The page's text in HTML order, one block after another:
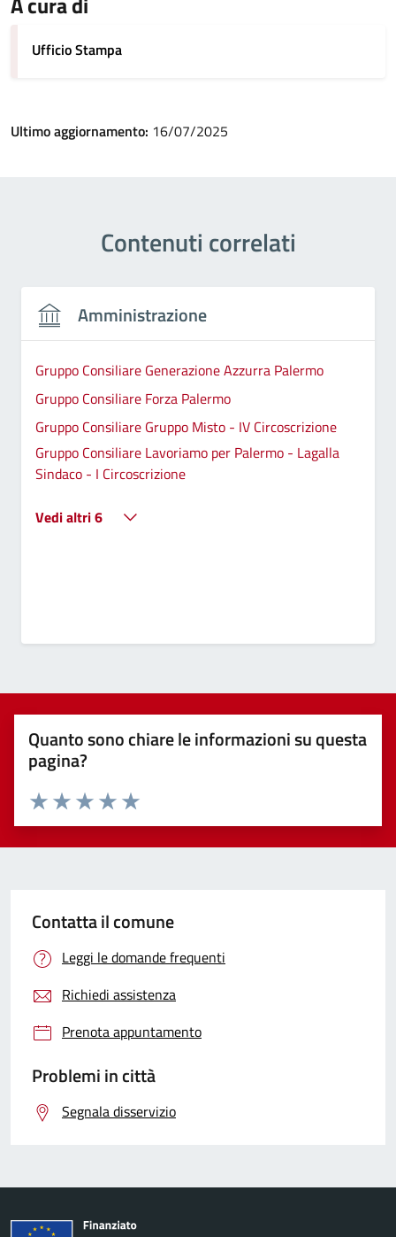
Ufficio Stampa
Ultimo aggiornamento: 16/07/2025
Contenuti correlati
Amministrazione
Gruppo Consiliare Generazione Azzurra Palermo
Gruppo Consiliare Forza Palermo
Gruppo Consiliare Gruppo Misto - IV Circoscrizione
Gruppo Consiliare Lavoriamo per Palermo - Lagalla
Sindaco - I Circoscrizione
Vedi altri 6
Quanto sono chiare le informazioni su questa
pagina?
Valuta 5 stelle su 5
Valuta 4 stelle su 5
Valuta 3 stelle su 5
Valuta 2 stelle su 5
Valuta 1 stelle su 5
Contatta il comune
Leggi le domande frequenti
Richiedi assistenza
Prenota appuntamento
Problemi in città
Segnala disservizio